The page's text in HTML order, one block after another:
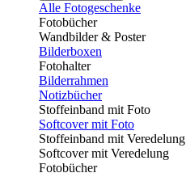
Alle Fotogeschenke
Fotobücher
Wandbilder & Poster
Bilderboxen
Fotohalter
Bilderrahmen
Notizbücher
Stoffeinband mit Foto
Softcover mit Foto
Stoffeinband mit Veredelung
Softcover mit Veredelung
Fotobücher